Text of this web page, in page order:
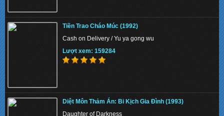
80 Ngày Vòng Quanh Thế Giới (2004)
Around the World in 80 Days
Lượt xem: 158643
Kẻ Cắp Mặt Trăng 2 (2013)
Despicable Me 2
Tiền Trao Cháo Múc (1992)
Cash on Delivery / Yu ya gong wu
Lượt xem: 159284
Diệt Môn Thảm Án: Bi Kịch Gia Đình (1993)
Daughter of Darkness